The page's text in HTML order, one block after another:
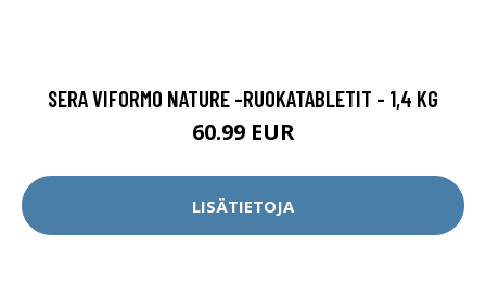
SERA VIFORMO NATURE -RUOKATABLETIT - 1,4 KG
60.99 EUR
LISÄTIETOJA